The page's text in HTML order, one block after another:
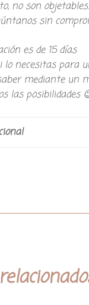
no son objetables.
sin
es de 15 días
lo necesitas para
mediante un
las posibilidades